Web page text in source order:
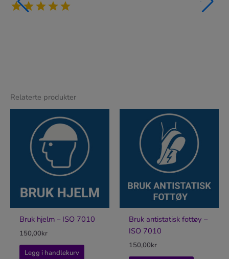
Relaterte produkter
Bruk hjelm – ISO 7010
150,00kr
Legg i handlekurv
Bruk antistatisk fottøy –
ISO 7010
150,00kr